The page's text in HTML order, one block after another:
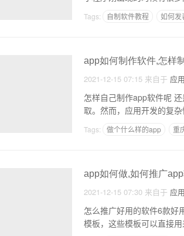
Tags: 自制软件教程 如何发
app如何制作软件,怎样
2021-12-15 07:15 来自于 应
怎样自己制作app软件呢
取。然而，应用开发的复
Tags: 做个什么样的app 重
app如何做,如何推广
2021-12-15 07:30 来自于 应
怎么推广好用的软件6款好